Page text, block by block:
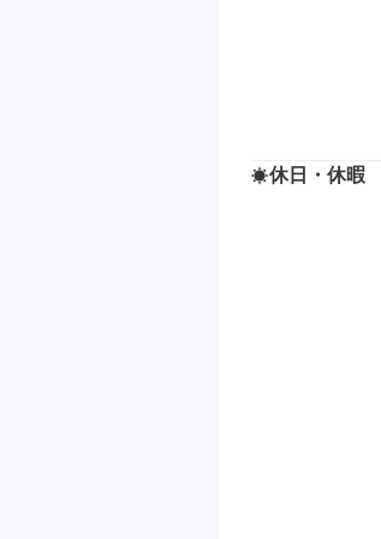
休日・休暇